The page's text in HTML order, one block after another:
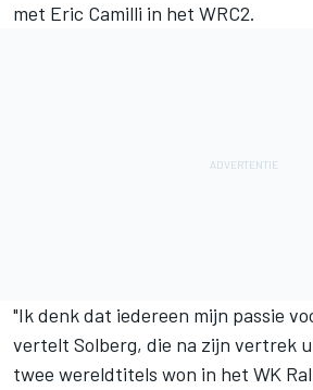
met Eric Camilli in het WRC2.
"Ik denk dat iedereen mijn passie
vertelt Solberg, die na zijn vertrek
twee wereldtitels won in het WK